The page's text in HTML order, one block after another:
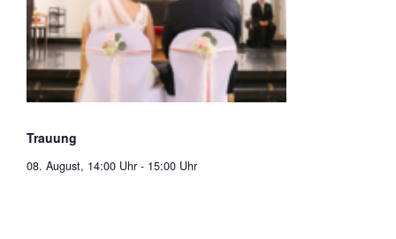
Trauung
08. August, 14:00 Uhr - 15:00 Uhr